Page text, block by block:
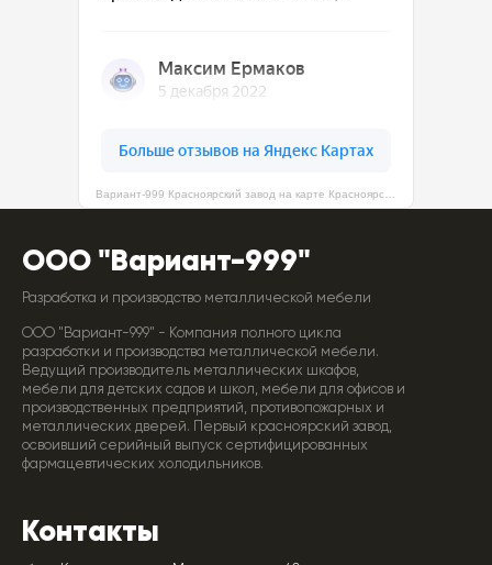
ООО "Вариант-999"
Разработка и производство металлической мебели
ООО "Вариант-999" - Компания полного цикла
разработки и производства металлической мебели.
Ведущий производитель металлических шкафов,
мебели для детских садов и школ, мебели для офисов и
производственных предприятий, противопожарных и
металлических дверей. Первый красноярский завод,
освоивший серийный выпуск сертифицированных
фармацевтических холодильников.
Контакты